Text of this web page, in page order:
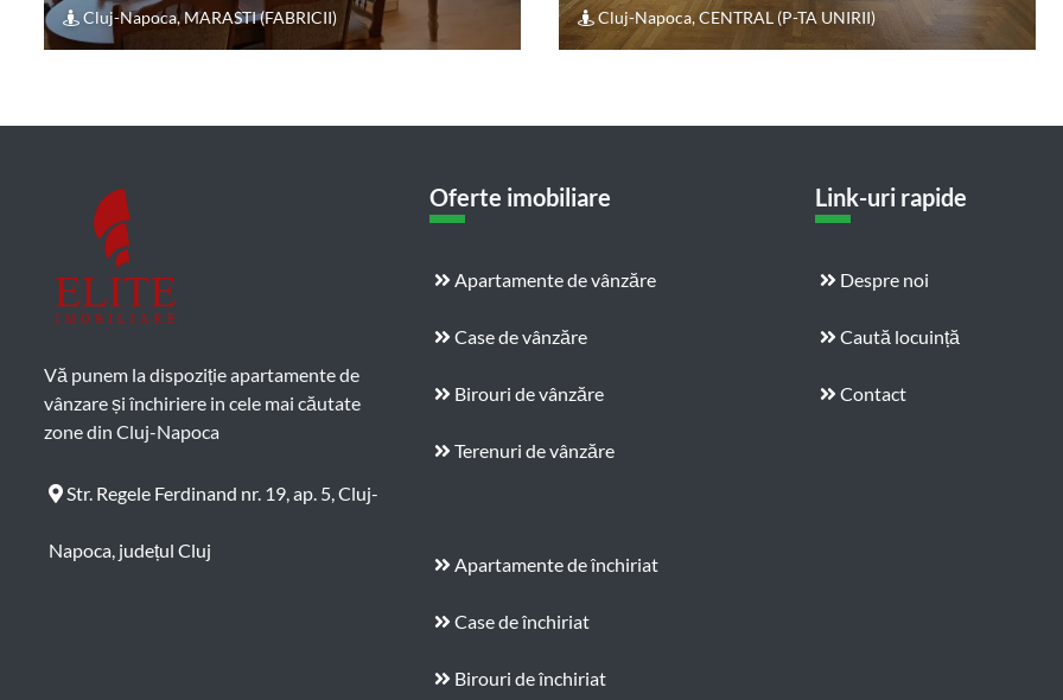
Cluj-Napoca, CENTRAL (P-TA UNIRII)
MURESANU SUD)
Vă punem la dispoziție apartamente de
vânzare și închiriere in cele mai căutate
zone din Cluj-Napoca
Str. Regele Ferdinand nr. 19, ap. 5, Cluj-
Napoca, județul Cluj
Oferte imobiliare
Apartamente de vânzăre
Case de vânzăre
Birouri de vânzăre
Terenuri de vânzăre
Apartamente de închiriat
Case de închiriat
Birouri de închiriat
Link-uri rapide
Despre noi
Caută locuință
Contact